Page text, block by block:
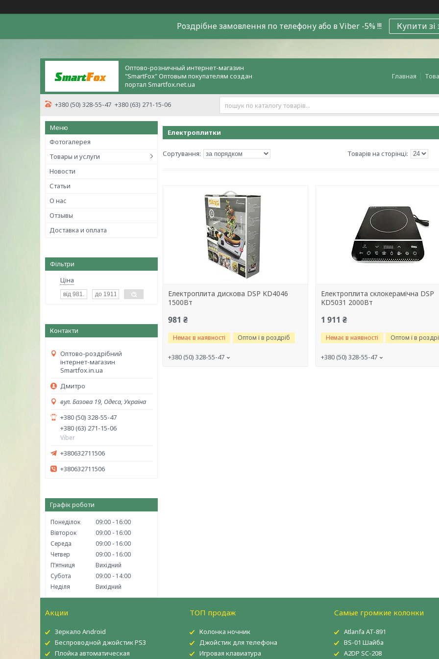
Роздрiбне замовлення по телефону або в Viber -5% !!! Купити
Оптово-розничный интернет-магазин
"SmartFox" Оптовым покупателям создан
портал Smartfox.net.ua
Главная
+380 (50) 328-55-47 +380 (63) 271-15-06
Фотогалерея
Товары и услуги
Новости
Статьи
О нас
Отзывы
Доставка и оплата
Фільтри
Ціна
Контакти
Оптово-роздрібний
інтернет-магазин
Smartfox.in.ua
Дмитро
вул. Базова 19, Одеса, Україна
+380 (50) 328-55-47
+380 (63) 271-15-06
Viber
+380632711506
+380632711506
Графік роботи
Понеділок 09:00
16:00
Вівторок
09:00
16:00
Середа
09:00
16:00
Четвер
09:00
16:00
Пʼятниця
Вихідний
Субота
09:00
14:00
Неділя
Вихідний
Електроплитки
Електроплита дискова DSP KD4046
1500Вт
981 ₴
Немає в наявності Оптом і в роздріб
+380 (50) 328-55-47
Електроплита склокерамічна DSP
KD5031 2000Вт
1 911 ₴
Немає в наявності Оптом і в
+380 (50) 328-55-47
Акции
Зеркало Android
Беспроводной джойстик PS3
Плойка автоматическая
ТОП продаж
Колонка ночник
Джойстик для телефона
Игровая клавиатура
Самые громкие колонки
Atlanfa AT-891
BS-01 Шайба
A2DP SC-208